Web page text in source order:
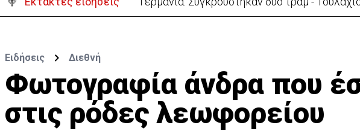
Ειδήσεις Διεθνή
Φωτογραφία άνδρα που
στις ρόδες λεωφορείου